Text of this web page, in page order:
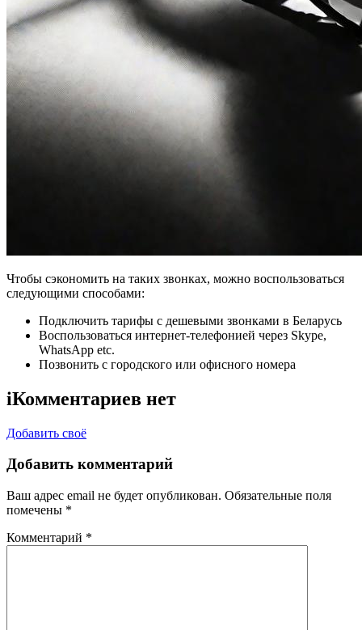
Чтобы сэкономить на таких звонках, можно воспользоваться
следующими способами:
Подключить тарифы с дешевыми звонками в Беларусь
Воспользоваться интернет-телефонией через Skype,
WhatsApp etc.
Позвонить с городского или офисного номера
iКомментариев нет
Добавить своё
Добавить комментарий
Ваш адрес email не будет опубликован. Обязательные поля
помечены *
Комментарий *